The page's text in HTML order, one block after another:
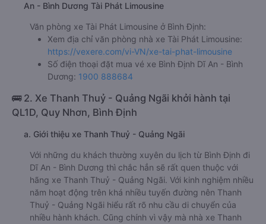
An - Bình Dương Tài Phát Limousine
Văn phòng xe Tài Phát Limousine ở Bình Định:
Xem địa chỉ văn phòng nhà xe Tài Phát Limousine:
https://vexere.com/vi-VN/xe-tai-phat-limousine
Số điện thoại đặt mua vé xe Bình Định Dĩ An - Bình
Dương: 1900 888684
🚌 2. Xe Thanh Thuỷ - Quảng Ngãi khởi hành tại
QL1D, Quy Nhơn, Bình Định
a. Giới thiệu xe Thanh Thuỷ - Quảng Ngãi
Với những du khách thường xuyên du lịch từ Bình Định đi
Dĩ An - Bình Dương thì chắc hẳn sẽ rất quen thuộc với
hãng xe Thanh Thuỷ - Quảng Ngãi. Với kinh nghiệm nhiều
năm hoạt động trên khá nhiều tuyến đường nên Thanh
Thuỷ - Quảng Ngãi hiểu rất rõ nhu cầu di chuyển của
nhiều hành khách. Cũng chính vì vậy mà nhà xe Thanh